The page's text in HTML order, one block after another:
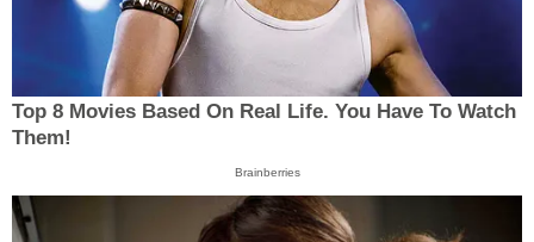
Top 8 Movies Based On Real Life. You Have To Watch
Them!
Brainberries